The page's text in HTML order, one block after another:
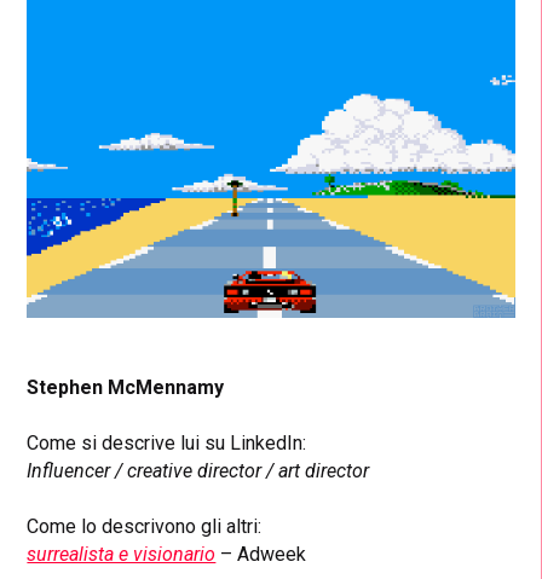
Stephen McMennamy
Come si descrive lui su LinkedIn:
Influencer / creative director / art director
Come lo descrivono gli altri:
surrealista e visionario – Adweek